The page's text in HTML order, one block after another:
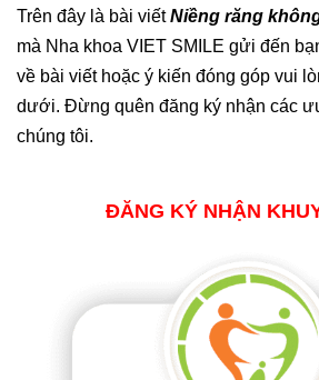
Trên đây là bài viếtNiềng răng
mà Nha khoa VIET SMILE gửi đến
về bài viết hoặc ý kiến đóng góp vui
dưới. Đừng quên đăng ký nhận các
chúng tôi.
ĐĂNG KÝ NHẬN